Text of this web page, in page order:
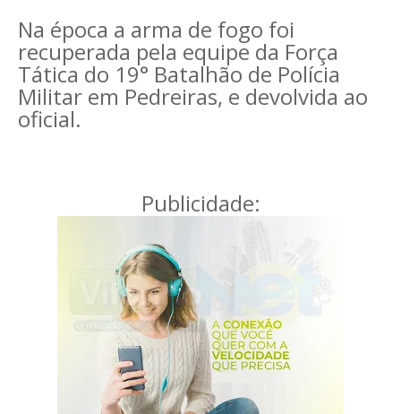
Na época a arma de fogo foi
recuperada pela equipe da Força
Tática do 19° Batalhão de Polícia
Militar em Pedreiras, e devolvida ao
oficial.
Publicidade: